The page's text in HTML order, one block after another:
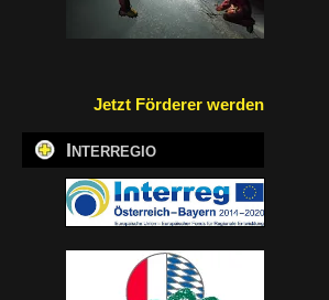
Jetzt Förderer werden
Interregio